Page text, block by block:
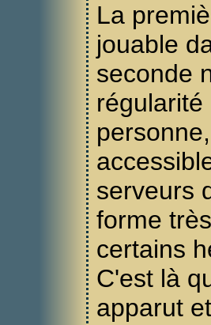
La
jouable
seconde
serveurs
forme
certains
C'est là
apparut